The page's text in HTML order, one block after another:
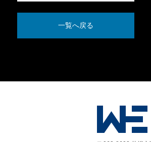
一覧へ戻る